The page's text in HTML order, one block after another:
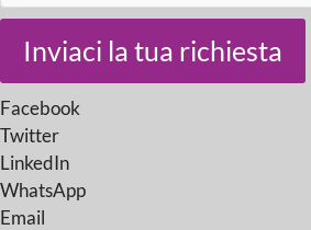
Inviaci la tua richiesta
Facebook
Twitter
LinkedIn
WhatsApp
Email